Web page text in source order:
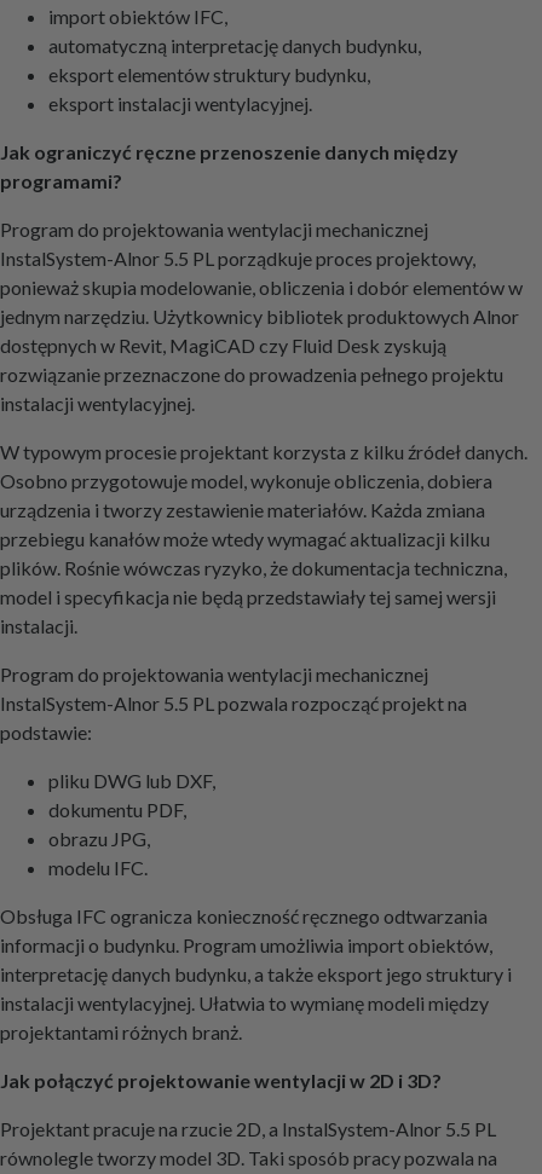
import obiektów IFC,
automatyczną interpretację danych budynku,
eksport elementów struktury budynku,
eksport instalacji wentylacyjnej.
Jak ograniczyć ręczne przenoszenie danych między
programami?
Program do projektowania wentylacji mechanicznej
InstalSystem-Alnor 5.5 PL porządkuje proces projektowy,
ponieważ skupia modelowanie, obliczenia i dobór elementów w
jednym narzędziu. Użytkownicy bibliotek produktowych Alnor
dostępnych w Revit, MagiCAD czy Fluid Desk zyskują
rozwiązanie przeznaczone do prowadzenia pełnego projektu
instalacji wentylacyjnej.
W typowym procesie projektant korzysta z kilku źródeł danych.
Osobno przygotowuje model, wykonuje obliczenia, dobiera
urządzenia i tworzy zestawienie materiałów. Każda zmiana
przebiegu kanałów może wtedy wymagać aktualizacji kilku
plików. Rośnie wówczas ryzyko, że dokumentacja techniczna,
model i specyfikacja nie będą przedstawiały tej samej wersji
instalacji.
Program do projektowania wentylacji mechanicznej
InstalSystem-Alnor 5.5 PL pozwala rozpocząć projekt na
podstawie:
pliku DWG lub DXF,
dokumentu PDF,
obrazu JPG,
modelu IFC.
Obsługa IFC ogranicza konieczność ręcznego odtwarzania
informacji o budynku. Program umożliwia import obiektów,
interpretację danych budynku, a także eksport jego struktury i
instalacji wentylacyjnej. Ułatwia to wymianę modeli między
projektantami różnych branż.
Jak połączyć projektowanie wentylacji w 2D i 3D?
Projektant pracuje na rzucie 2D, a InstalSystem-Alnor 5.5 PL
równolegle tworzy model 3D. Taki sposób pracy pozwala na